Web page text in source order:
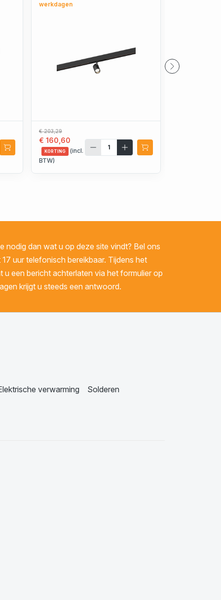
werkdagen
€ 203,29
€ 160,60
KORTING
(incl.
BTW)
nodig dan wat u op deze site vindt? Bel ons
uur telefonisch bereikbaar. Tijdens het
een bericht achterlaten via het formulier op
krijgt u steeds een antwoord.
verwarming Solderen